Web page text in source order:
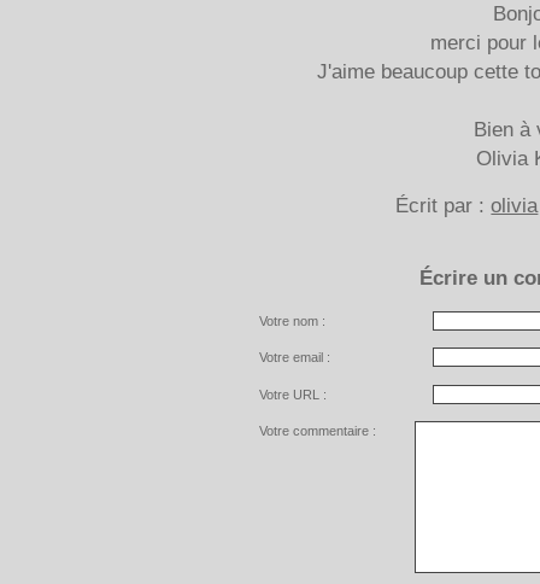
merci pour
J'aime beaucoup cette
Bien à
Olivia
Écrit par :olivia
Écrire un
Votre nom :
Votre email :
Votre URL :
Votre commentaire :